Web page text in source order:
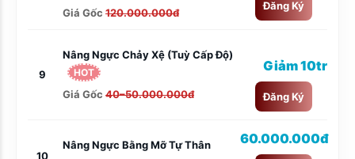
Giá Gốc 120.000.000đ
Đăng Ký
9
Nâng Ngực Chảy Xệ (tuỳ Cấp Độ)
HOT
Giá Gốc 40–50.000.000đ
Giảm 10tr
Đăng Ký
10
Nâng Ngực Bằng Mỡ Tự Thân
60.000.000đ